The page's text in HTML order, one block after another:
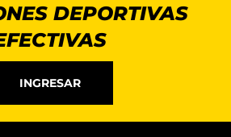
DEPORTIVAS
INGRESAR